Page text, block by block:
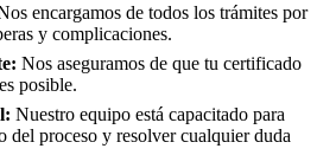
encargamos de todos los trámites por
y complicaciones.
Nos aseguramos de que tu certificado
posible.
Nuestro equipo está capacitado para
del proceso y resolver cualquier duda